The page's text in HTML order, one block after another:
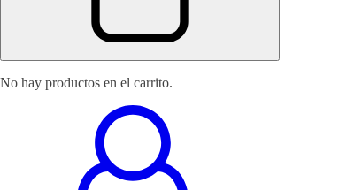
No hay productos en el carrito.